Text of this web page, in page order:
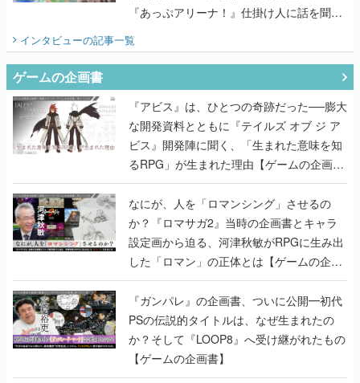
『あっぷアリーナ！』仕掛け人に話を聞い
インタビューの記事一覧
ゲームの企画書
『アビス』は、ひとつの奇跡だった──膨大
な開発資料とともに『テイルズ オブ ジ ア
ビス』開発陣に聞く、「生まれた意味を知
るRPG」が生まれた理由【ゲームの企画
書】
なにが、人を「ロマンシング」させるの
か？『ロマサガ2』当時の企画書とキャラ
設定画から迫る、河津秋敏がRPGに生み出
した「ロマン」の正体とは【ゲームの企画
書】
『ガンパレ』の企画書、ついに公開━初代
PSの伝説的タイトルは、なぜ生まれたの
か？そして『LOOP8』へ受け継がれたもの
【ゲームの企画書】